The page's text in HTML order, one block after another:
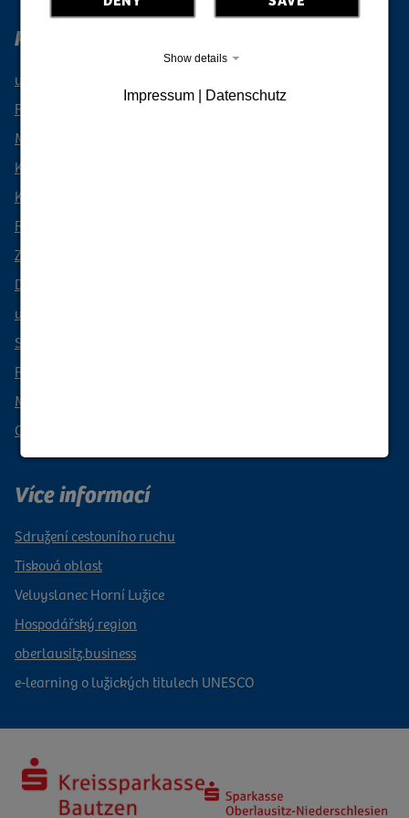
Prázdninový region Horní Lužice
události
Rezervujte si dovolenou
Mobilní přes Horní Lužici
Kulinářské speciality z Horní Lužice
Kempování & Caravanning
Rezervace volnočasových zážitků
Zejména při přenocování
Dobrodružné trasy bez bariér
virtuální zážitky
Skupinové cestování
Regiony Horní Lužice
Místní kontakt - Turistické informace
Obchod a stahování
Více informací
Sdružení cestovního ruchu
Tisková oblast
Velvyslanec Horní Lužice
Hospodářský region
oberlausitz.business
e-learning o lužických titulech UNESCO
Show details
Impressum | Datenschutz